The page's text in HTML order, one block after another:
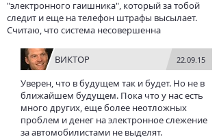
"электронного гаишника", который за тобой
следит и еще на телефон штрафы высылает.
Считаю, что система несовершенна
ВИКТОР 22.09.15
Уверен, что в будущем так и будет. Но не в
ближайшем будущем. Пока что у нас есть
много других, еще более неотложных
проблем и денег на электронное слежение
за автомобилистами не выделят.